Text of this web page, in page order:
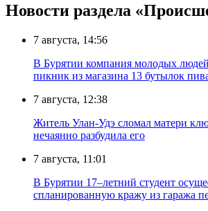
Новости раздела
7 августа, 14:56
В Бурятии компания молодых
пикник из магазина 13 бутылок
7 августа, 12:38
Житель Улан-Удэ сломал матери
нечаянно разбудила его
7 августа, 11:01
В Бурятии 17–летний студент
спланированную кражу из гаража